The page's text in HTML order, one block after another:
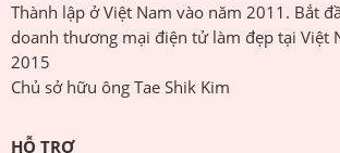
Thành lập ở Việt Nam vào năm 2011. Bắt
doanh thương mại điện tử làm đẹp tại Việt
2015
Chủ sở hữu ông Tae Shik Kim
HỖ TRỢ